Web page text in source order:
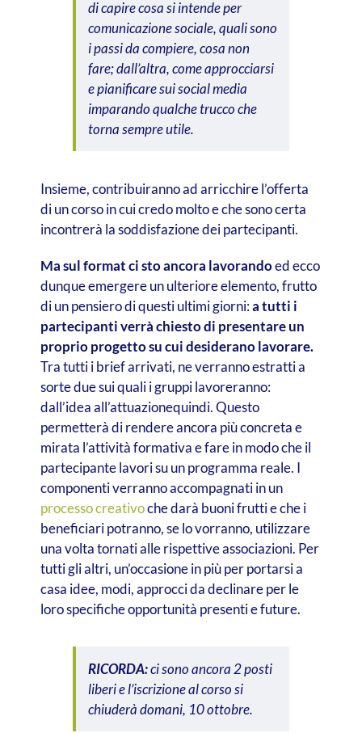
di capire cosa si intende per
comunicazione sociale, quali sono
i passi da compiere, cosa non
fare; dall’altra, come approcciarsi
e pianificare sui social media
imparando qualche trucco che
torna sempre utile.
Insieme, contribuiranno ad arricchire l’offerta
di un corso in cui credo molto e che sono certa
incontrerà la soddisfazione dei partecipanti.
Ma sul format ci sto ancora lavorandoed ecco
dunque emergere un ulteriore elemento, frutto
di un pensiero di questi ultimi giorni:a tutti i
partecipanti verrà chiesto di presentare un
proprio progetto su cui desiderano lavorare.
Tra tutti i brief arrivati, ne verranno estratti a
sorte due sui quali i gruppi lavoreranno:
dall’idea all’attuazionequindi. Questo
permetterà di rendere ancora più concreta e
mirata l’attività formativa e fare in modo che il
partecipante lavori su un programma reale. I
componenti verranno accompagnati in un
processo creativoche darà buoni frutti e che i
beneficiari potranno, se lo vorranno, utilizzare
una volta tornati alle rispettive associazioni. Per
tutti gli altri, un’occasione in più per portarsi a
casa idee, modi, approcci da declinare per le
loro specifiche opportunità presenti e future.
RICORDA:ci sono ancora 2 posti
liberi e l’iscrizione al corso si
chiuderà domani, 10 ottobre.